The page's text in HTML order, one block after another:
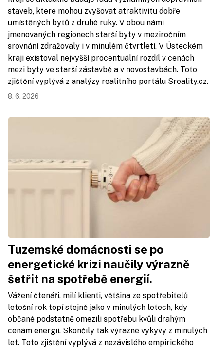
staveb, které mohou zvyšovat atraktivitu dobře
umístěných bytů z druhé ruky. V obou námi
jmenovaných regionech starší byty v meziročním
srovnání zdražovaly i v minulém čtvrtletí. V Ústeckém
kraji existoval nejvyšší procentuální rozdíl v cenách
mezi byty ve starší zástavbě a v novostavbách. Toto
zjištění vyplývá z analýzy realitního portálu Sreality.cz.
8. 6. 2026
Tuzemské domácnosti se po
energetické krizi naučily výrazně
šetřit na spotřebě energií.
Vážení čtenáři, milí klienti, většina ze spotřebitelů
letošní rok topí stejně jako v minulých letech, kdy
občané podstatně omezili spotřebu kvůli drahým
cenám energií. Skončily tak výrazné výkyvy z minulých
let. Toto zjištění vyplývá z nezávislého empirického